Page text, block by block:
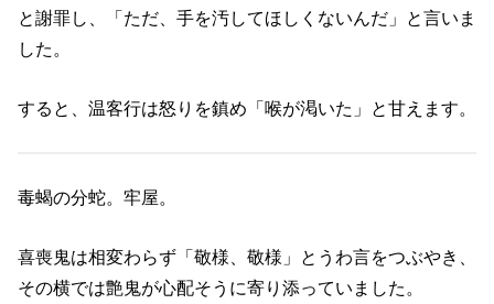
と謝罪し、「ただ、手を汚してほしくないんだ」と言いま
した。
すると、温客行は怒りを鎮め「喉が渇いた」と甘えます。
毒蝎の分蛇。牢屋。
喜喪鬼は相変わらず「敬様、敬様」とうわ言をつぶやき、
その横では艶鬼が心配そうに寄り添っていました。